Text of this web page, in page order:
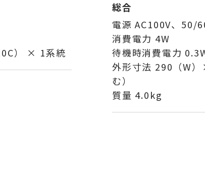
） × 1系統
総合
電源 AC100V、50/
消費電力 4W
待機時消費電力
外形寸法 290（W
む）
質量 4.0kg